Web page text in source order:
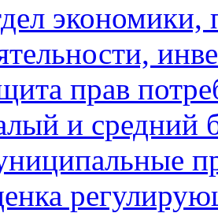
экономики,
прав
и средний